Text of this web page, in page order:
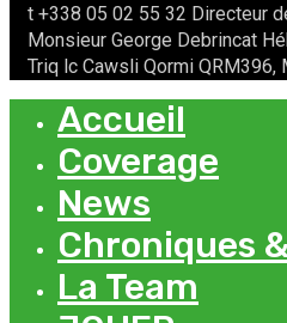
t +338 05 02 55 32 Directeur
Monsieur George Debrincat
Triq lc Cawsli Qormi
Accueil
Coverage
News
Chroniques
La Team